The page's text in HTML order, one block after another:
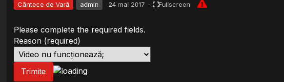
Cântece de Vară admin 24 mai 2017 · Fullscreen
Please complete the required fields.
Reason (required)
Trimite